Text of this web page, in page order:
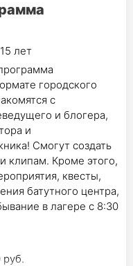
лет
городского
с
и блогера,
и
Смогут создать
клипам. Кроме этого,
квесты,
батутного центра,
в лагере с 8:30
руб.